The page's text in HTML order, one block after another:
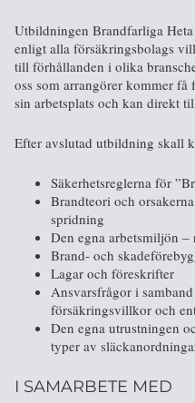
Utbildningen Brandfarliga
enligt alla försäkringsbolags
till förhållanden i olika
oss som arrangörer kommer
sin arbetsplats och kan direkt
Efter avslutad utbildning skall
Säkerhetsreglerna för
Brandteori och
spridning
Den egna arbetsmiljön
Brand- och
Lagar och föreskrifter
Ansvarsfrågor i
försäkringsvillkor och
Den egna utrustningen
typer av
I SAMARBETE MED